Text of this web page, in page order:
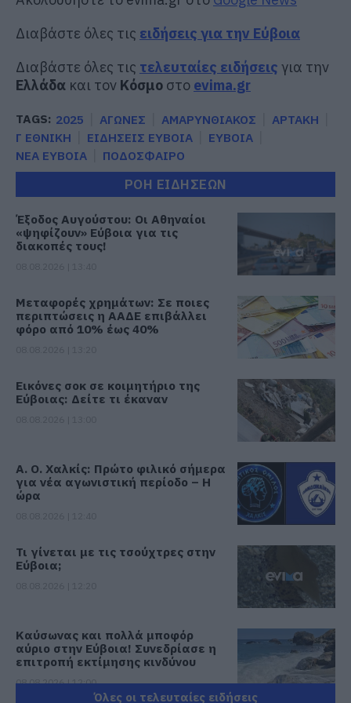
Διαβάστε όλες τις ειδήσεις για την Εύβοια
Διαβάστε όλες τις τελευταίες ειδήσεις για την
Ελλάδα και τον Κόσμο στο evima.gr
TAGS: 2025 ΑΓΩΝΕΣ ΑΜΑΡΥΝΘΙΑΚΟΣ
ΑΡΤΑΚΗ
Γ ΕΘΝΙΚΗ
ΕΙΔΗΣΕΙΣ ΕΥΒΟΙΑ
ΕΥΒΟΙΑ
ΝΕΑ ΕΥΒΟΙΑ
ΠΟΔΟΣΦΑΙΡΟ
ΡΟΗ ΕΙΔΗΣΕΩΝ
Έξοδος Αυγούστου: Οι Αθηναίοι
«ψηφίζουν» Εύβοια για τις
διακοπές τους!
Μεταφορές χρημάτων: Σε ποιες
περιπτώσεις η ΑΑΔΕ επιβάλλει
φόρο από 10% έως 40%
Εικόνες σοκ σε κοιμητήριο της
Εύβοιας: Δείτε τι έκαναν
Α. Ο. Χαλκίς: Πρώτο φιλικό σήμερα
για νέα αγωνιστική περίοδο – Η
ώρα
Τι γίνεται με τις τσούχτρες στην
Εύβοια;
Καύσωνας και πολλά μποφόρ
αύριο στην Εύβοια! Συνεδρίασε η
επιτροπή εκτίμησης κινδύνου
08.08.2026 | 12:00
Όλες οι τελευταίες ειδήσεις